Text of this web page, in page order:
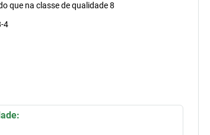
que na classe de qualidade 8
4